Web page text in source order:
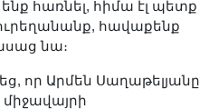
հառնել, հիմա էլ պետք
հավաքենք
նա։
որ Արմեն Սաղաթելյանը